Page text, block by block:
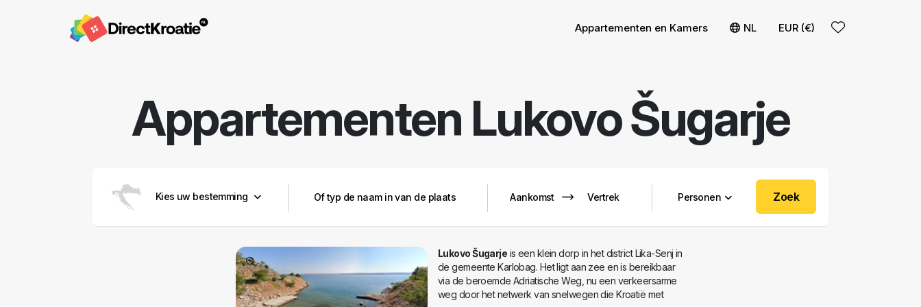
Appartementen en Kamers NL EUR (€)
Appartementen Lukovo Šugarje
Kies uw bestemming Personen Zoek
Lukovo Šugarje is een klein dorp in het district Lika-Senj in
de gemeente Karlobag. Het ligt aan zee en is bereikbaar
via de beroemde Adriatische Weg, nu een verkeersarme
weg door het netwerk van snelwegen die Kroatië met